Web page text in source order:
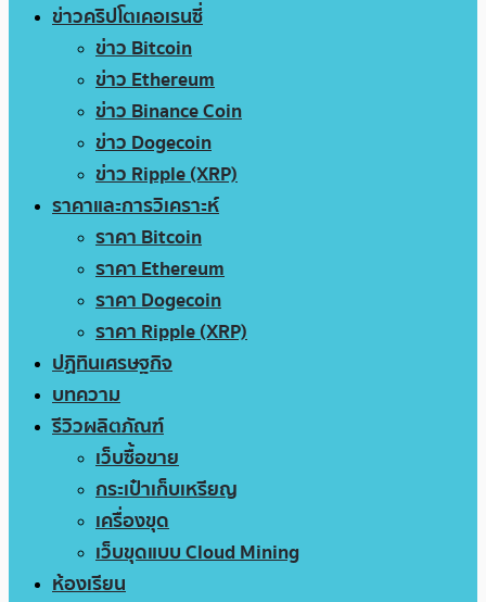
ข่าวคริปโตเคอเรนซี่
ข่าว Bitcoin
ข่าว Ethereum
ข่าว Binance Coin
ข่าว Dogecoin
ข่าว Ripple (XRP)
ราคาและการวิเคราะห์
ราคา Bitcoin
ราคา Ethereum
ราคา Dogecoin
ราคา Ripple (XRP)
ปฏิทินเศรษฐกิจ
บทความ
รีวิวผลิตภัณฑ์
เว็บซื้อขาย
กระเป๋าเก็บเหรียญ
เครื่องขุด
เว็บขุดแบบ Cloud Mining
ห้องเรียน